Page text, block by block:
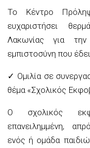
Το Κέντρο
ευχαριστήσει
Λακωνίας για
εμπιστοσύνη που
✓ Ομιλία σε
θέμα «Σχολικός
Ο σχολικός
επανειλημμένη,
ενός ή ομάδα